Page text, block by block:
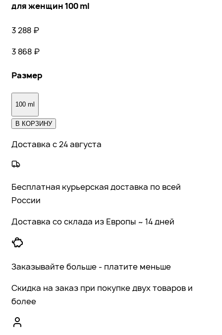
для женщин 100 ml
3 288 ₽
3 868 ₽
Размер
100 ml
В КОРЗИНУ
Доставка с 24 августа
Бесплатная курьерская доставка по всей
России
Доставка со склада из Европы ~ 14 дней
Заказывайте больше - платите меньше
Скидка на заказ при покупке двух товаров и
более